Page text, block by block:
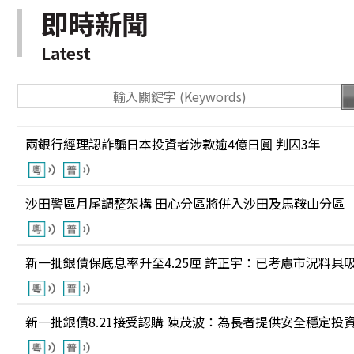
即時新聞
Latest
兩銀行經理認詐騙日本投資者涉款逾4億日圓 判囚3年
沙田警區月尾調整架構 田心分區將併入沙田及馬鞍山分區
新一批銀債保底息率升至4.25厘 許正宇：已考慮市況料具
新一批銀債8.21接受認購 陳茂波：為長者提供安全穩定投